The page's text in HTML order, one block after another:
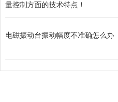
量控制方面的技术特点！
电磁振动台振动幅度不准确怎么办